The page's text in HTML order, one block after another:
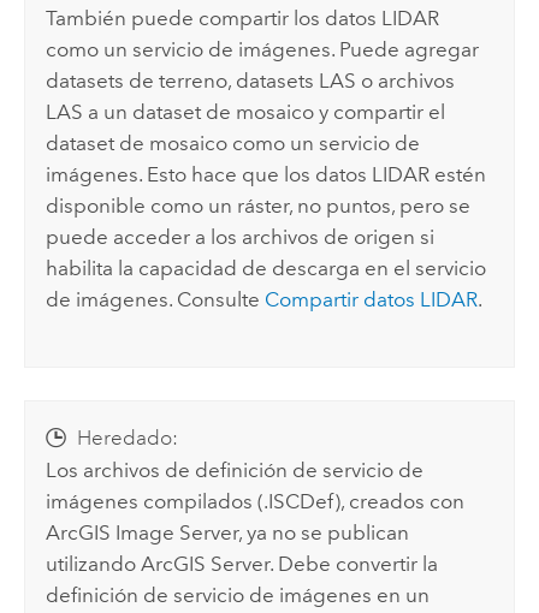
También puede compartir los datos LIDAR
como un servicio de imágenes. Puede agregar
datasets de terreno, datasets LAS o archivos
LAS a un dataset de mosaico y compartir el
dataset de mosaico como un servicio de
imágenes. Esto hace que los datos LIDAR estén
disponible como un ráster, no puntos, pero se
puede acceder a los archivos de origen si
habilita la capacidad de descarga en el servicio
de imágenes. Consulte Compartir datos LIDAR.
Heredado:
Los archivos de definición de servicio de
imágenes compilados (.ISCDef), creados con
ArcGIS Image Server, ya no se publican
utilizandoArcGIS Server. Debe convertir la
definición de servicio de imágenes en un